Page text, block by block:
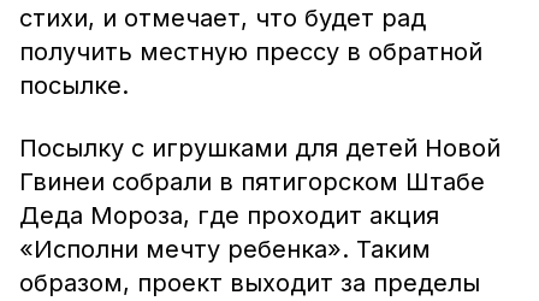
стихи, и отмечает, что будет рад
получить местную прессу в обратной
посылке.
Посылку с игрушками для детей Новой
Гвинеи собрали в пятигорском Штабе
Деда Мороза, где проходит акция
«Исполни мечту ребенка». Таким
образом, проект выходит за пределы